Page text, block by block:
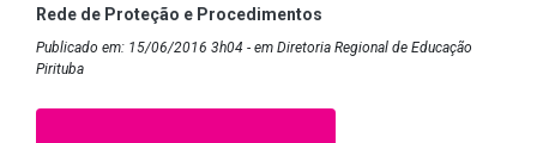
Rede de Proteção e Procedimentos
Publicado em: 15/06/2016 3h04 - em Diretoria Regional de Educação
Pirituba